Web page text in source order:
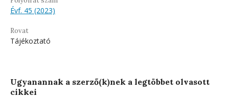
Évf. 45 (2023)
Rovat
Tájékoztató
Ugyanannak a szerző(k)nek a legtöbbet olvasott
cikkei